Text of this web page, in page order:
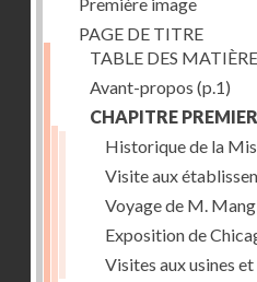
PAGE DE TITRE
TABLE DES
Avant-propos (p.1)
CHAPITRE
Historique de la
Visite aux
Voyage de M.
Exposition de
Visites aux usines